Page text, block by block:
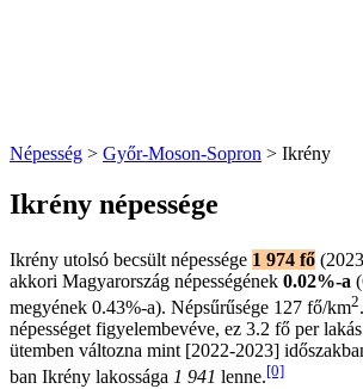
Népesség > Győr-Moson-Sopron > Ikrény
Ikrény népessége
Ikrény utolsó becsült népessége 1 974 fő
akkori Magyarország népességének 0.02%-a
megyének 0.43%-a). Népsűrűsége 127 fő/km2
népességet figyelembevéve, ez 3.2 fő per
ütemben változna mint [2022-2023]
ban Ikrény lakossága 1 941 lenne.[0]